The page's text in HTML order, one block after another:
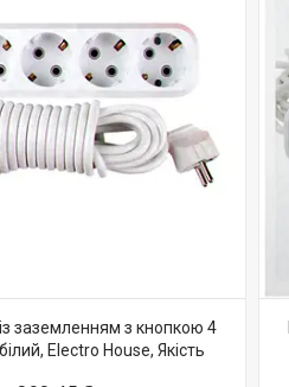
заземленням з кнопкою 4
Electro House, Якість